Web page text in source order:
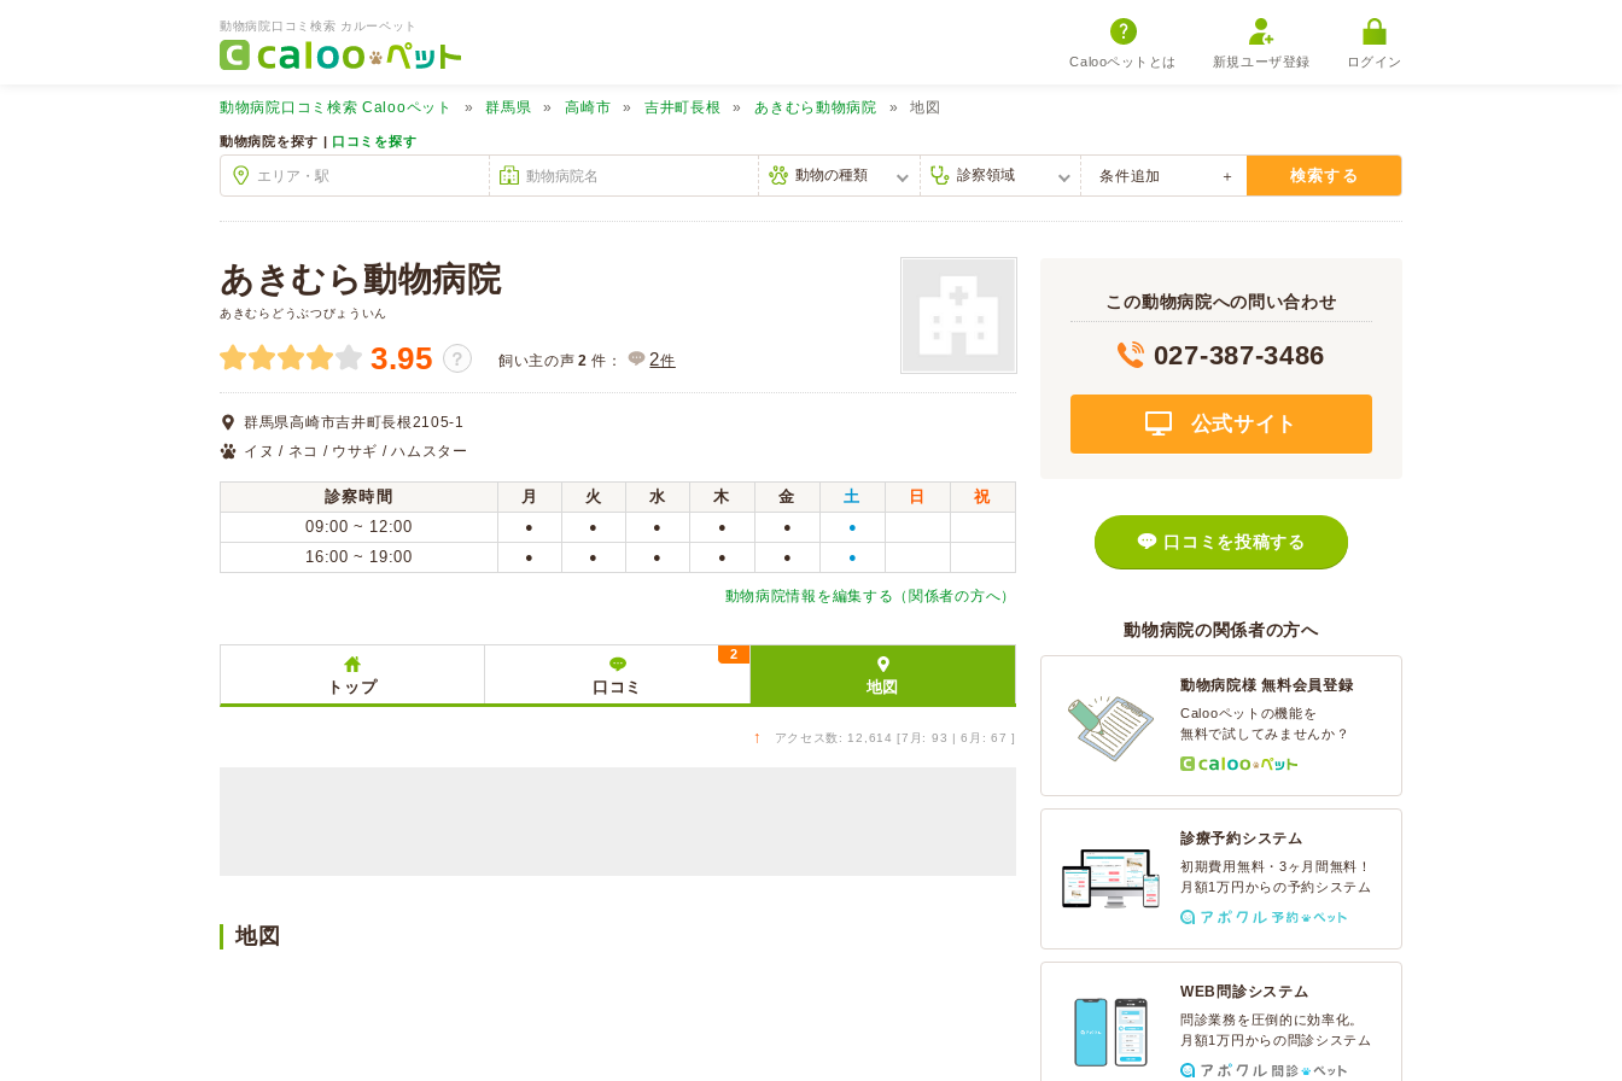
動物病院口コミ検索 カルーペット
Calooペットとは 新規ユーザ登録 ログイン
動物病院口コミ検索 Calooペット 群馬県 高崎市 吉井町長根 あきむら動物病院 地図
動物病院を探す | 口コミを探す
条件追加 検索する
あきむら動物病院
あきむらどうぶつびょういん
3.95 ？ 飼い主の声 2 件： 2件
群馬県高崎市吉井町長根2105-1
イヌ / ネコ / ウサギ / ハムスター
診察時間 月 火 水 木 金 土 日
祝
09:00 ~ 12:00
● ● ● ● ● ●
16:00 ~ 19:00 ● ● ● ● ● ●
動物病院情報を編集する（関係者の方へ）
トップ 口コミ
2
地図
↑ アクセス数: 12,614 [7月: 93 | 6月: 67 ]
地図
この動物病院への問い合わせ
027-387-3486
公式サイト
口コミを投稿する
動物病院の関係者の方へ
動物病院様 無料会員登録
Calooペットの機能を
無料で試してみませんか？
診療予約システム
初期費用無料・3ヶ月間無料！
月額1万円からの予約システム
WEB問診システム
問診業務を圧倒的に効率化。
月額1万円からの問診システム